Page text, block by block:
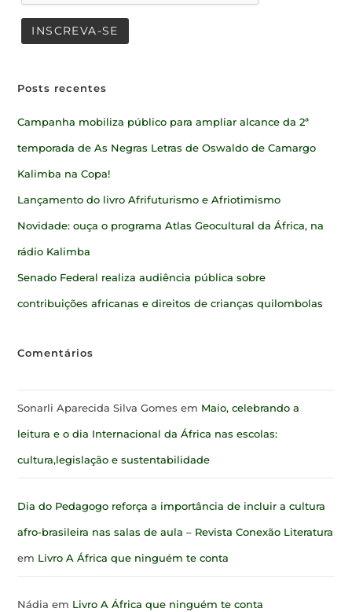
Posts recentes
Campanha mobiliza público para ampliar alcance da 2ª
temporada de As Negras Letras de Oswaldo de Camargo
Kalimba na Copa!
Lançamento do livro Afrifuturismo e Afriotimismo
Novidade: ouça o programa Atlas Geocultural da África, na
rádio Kalimba
Senado Federal realiza audiência pública sobre
contribuições africanas e direitos de crianças quilombolas
Comentários
Sonarli Aparecida Silva Gomes em Maio, celebrando a
leitura e o dia Internacional da África nas escolas:
cultura,legislação e sustentabilidade
Dia do Pedagogo reforça a importância de incluir a cultura
afro-brasileira nas salas de aula – Revista Conexão Literatura
em Livro A África que ninguém te conta
Nádia em Livro A África que ninguém te conta